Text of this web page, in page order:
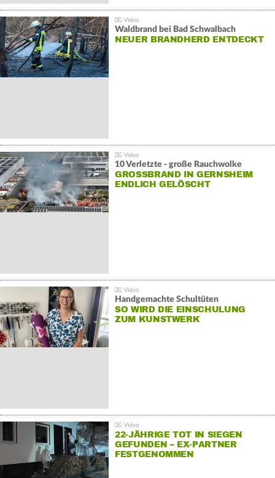
Waldbrand bei Bad Schwalbach
NEUER BRANDHERD ENTDECKT
10 Verletzte - große Rauchwolke
GROSSBRAND IN GERNSHEIM E
NDLICH GELÖSCHT
Handgemachte Schultüten
SO WIRD DIE EINSCHULUNG
ZUM KUNSTWERK
22-JÄHRIGE TOT IN SIEGEN
GEFUNDEN – EX-PARTNER
FESTGENOMMEN